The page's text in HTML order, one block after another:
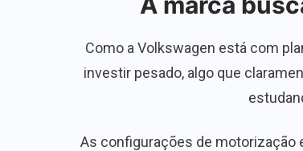
Como a Volkswagen está com
investir pesado, algo que
As configurações de motorização